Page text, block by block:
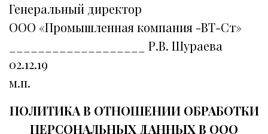
center in the heart of Moscow
Garden ring
Генеральный директор
ООО «Промышленная компания -ВТ-Ст»
___________________ Р.В. Шураева
02.12.19
м.п.
ПОЛИТИКА В ОТНОШЕНИИ ОБРАБОТКИ
ПЕРСОНАЛЬНЫХ ДАННЫХ В ООО